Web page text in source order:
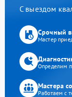
С выездом
Срочный
Мастер
Определим
Мастера
Работаем с